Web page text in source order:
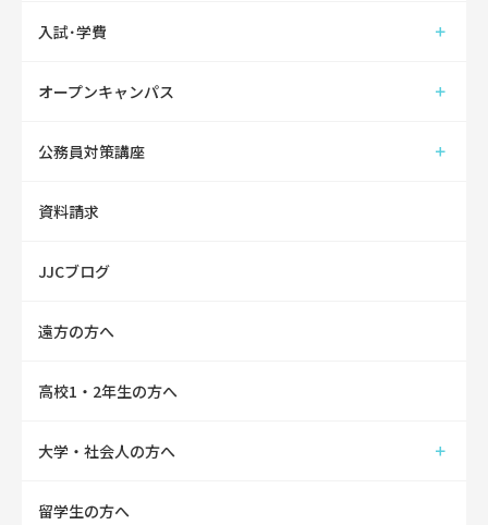
入試･学費
オープンキャンパス
公務員対策講座
資料請求
JJCブログ
遠方の方へ
高校1・2年生の方へ
大学・社会人の方へ
留学生の方へ